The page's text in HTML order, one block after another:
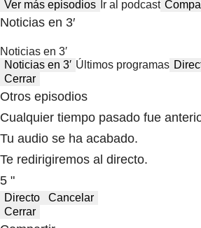
23/08/2024- 01:38:13
Ver más episodios
Noticias en 3′
Noticias en 3′
Cerrar
Otros episodios
Cualquier tiempo pasado fue anterior
Tu audio se ha acabado.
Te redirigiremos al directo.
5 "
Directo